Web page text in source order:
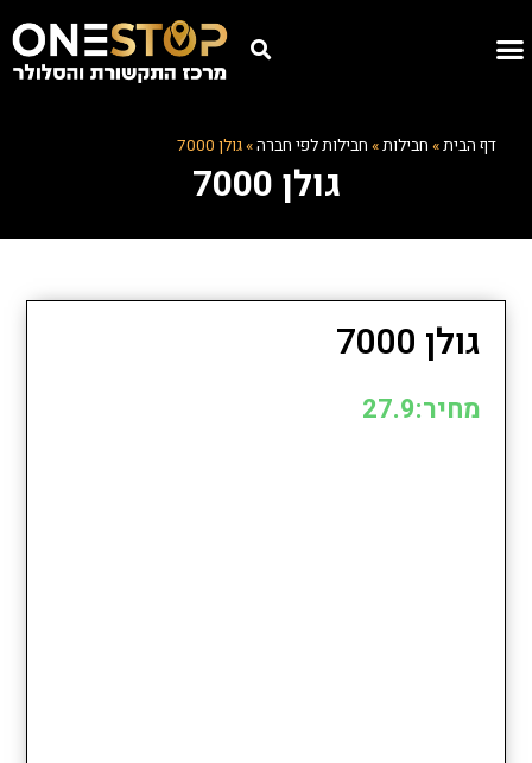
דף הבית» חבילות» חבילות לפי חברה»גולן 7000
גולן 7000
גולן 7000
מחיר:27.9